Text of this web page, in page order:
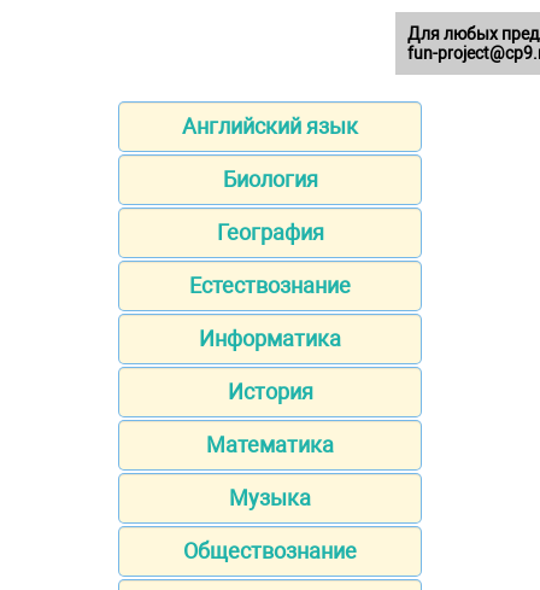
Английский язык
Биология
География
Естествознание
Информатика
История
Математика
Музыка
Обществознание
Для любых
fun-